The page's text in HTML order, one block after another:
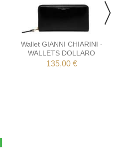
Wallet GIANNI CHIARINI -
WALLETS DOLLARO
135,00 €